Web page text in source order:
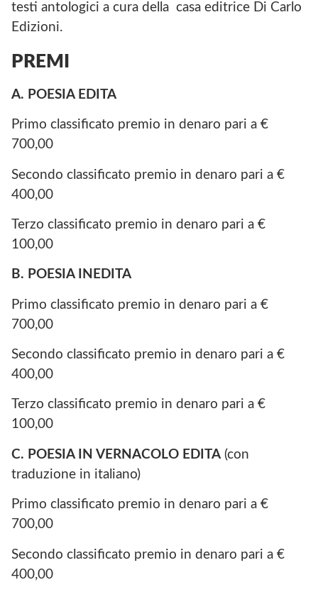
testi antologici a cura della casa editrice Di Carlo
Edizioni.
PREMI
A. POESIA EDITA
Primo classificato premio in denaro pari a €
700,00
Secondo classificato premio in denaro pari a €
400,00
Terzo classificato premio in denaro pari a €
100,00
B. POESIA INEDITA
Primo classificato premio in denaro pari a €
700,00
Secondo classificato premio in denaro pari a €
400,00
Terzo classificato premio in denaro pari a €
100,00
C. POESIA IN VERNACOLO EDITA(con
traduzione in italiano)
Primo classificato premio in denaro pari a €
700,00
Secondo classificato premio in denaro pari a €
400,00